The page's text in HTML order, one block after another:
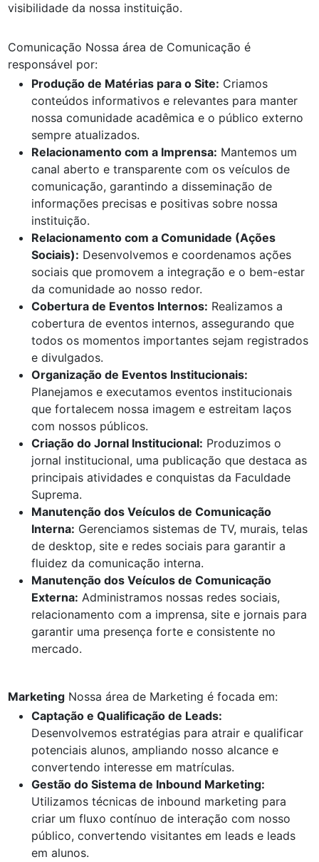
visibilidade da nossa instituição.
Comunicação Nossa área de Comunicação é
responsável por:
Produção de Matérias para o Site: Criamos
conteúdos informativos e relevantes para manter
nossa comunidade acadêmica e o público externo
sempre atualizados.
Relacionamento com a Imprensa: Mantemos um
canal aberto e transparente com os veículos de
comunicação, garantindo a disseminação de
informações precisas e positivas sobre nossa
instituição.
Relacionamento com a Comunidade (Ações
Sociais): Desenvolvemos e coordenamos ações
sociais que promovem a integração e o bem-estar
da comunidade ao nosso redor.
Cobertura de Eventos Internos: Realizamos a
cobertura de eventos internos, assegurando que
todos os momentos importantes sejam registrados
e divulgados.
Organização de Eventos Institucionais:
Planejamos e executamos eventos institucionais
que fortalecem nossa imagem e estreitam laços
com nossos públicos.
Criação do Jornal Institucional: Produzimos o
jornal institucional, uma publicação que destaca as
principais atividades e conquistas da Faculdade
Suprema.
Manutenção dos Veículos de Comunicação
Interna: Gerenciamos sistemas de TV, murais, telas
de desktop, site e redes sociais para garantir a
fluidez da comunicação interna.
Manutenção dos Veículos de Comunicação
Externa: Administramos nossas redes sociais,
relacionamento com a imprensa, site e jornais para
garantir uma presença forte e consistente no
mercado.
Marketing Nossa área de Marketing é focada em:
Captação e Qualificação de Leads:
Desenvolvemos estratégias para atrair e qualificar
potenciais alunos, ampliando nosso alcance e
convertendo interesse em matrículas.
Gestão do Sistema de Inbound Marketing:
Utilizamos técnicas de inbound marketing para
criar um fluxo contínuo de interação com nosso
público, convertendo visitantes em leads e leads
em alunos.